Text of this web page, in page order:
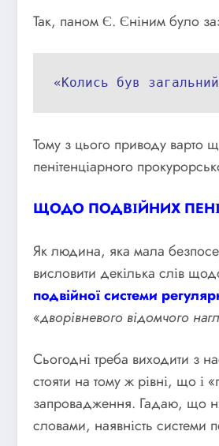
Так, паном Є. Єніним було
«Колись був
Тому з цього приводу варто
пенітенціарного
ЩОДО ПОДВІЙНИХ
Як людина, яка мала
висловити декілька слів
подвійної системи
«дворівневого відомчого
Сьогодні треба виходити з
стояти на тому ж рівні, що і
запровадження. Гадаю, що
словами, наявність системи